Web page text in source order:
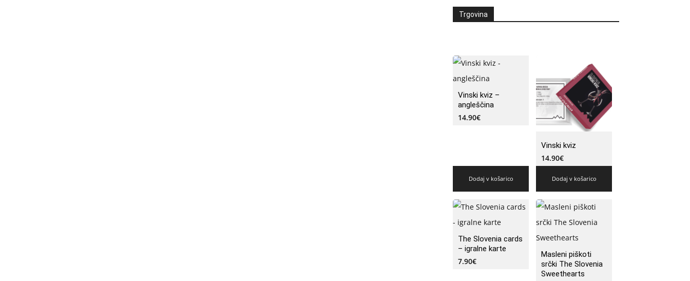
Trgovina
Vinski kviz –
angleščina
14.90€
Dodaj v košarico
Vinski kviz
14.90€
Dodaj v košarico
The Slovenia cards
– igralne karte
7.90€
Masleni piškoti
srčki The Slovenia
Sweethearts